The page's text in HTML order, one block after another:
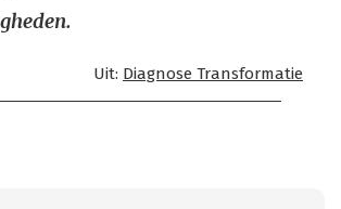
Uit: Diagnose Transformatie